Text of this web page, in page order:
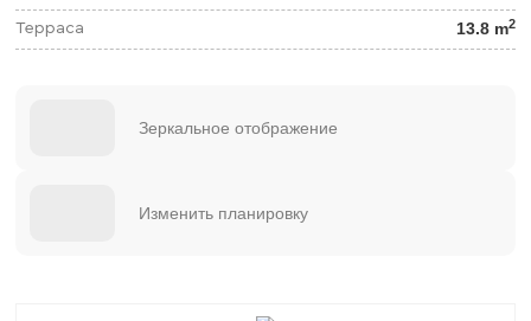
Терраса 13.8 m2
Зеркальное отображение
Изменить планировку